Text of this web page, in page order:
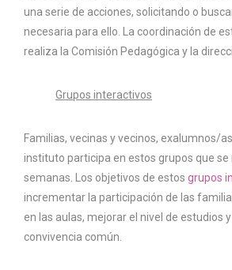
una serie de acciones, solicitando o
necesaria para ello. La coordinación de
realiza la Comisión Pedagógica y la
Grupos interactivos
Familias, vecinas y vecinos, exalumnos/
instituto participa en estos grupos que se
semanas. Los objetivos de estos grupos
incrementar la participación de las
en las aulas, mejorar el nivel de estudios
convivencia común.